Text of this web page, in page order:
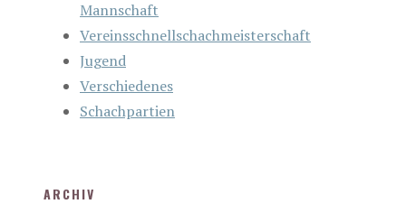
Mannschaft
Vereinsschnellschachmeisterschaft
Jugend
Verschiedenes
Schachpartien
ARCHIV